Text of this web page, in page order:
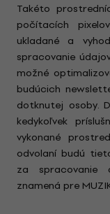
Takéto
počítacích
ukladané a
spracovanie
možné
budúcich
dotknutej osoby.
kedykoľvek
vykonané
odvolaní budú
za spracovanie
znamená pre